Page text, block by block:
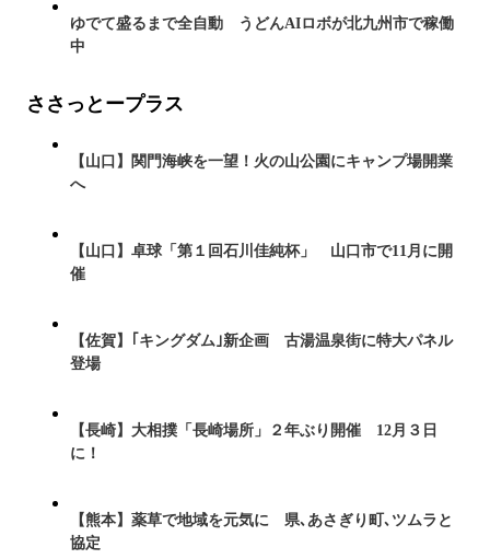
ゆでて盛るまで全自動 うどんAIロボが北九州市で稼働
中
ささっとープラス
【山口】関門海峡を一望！火の山公園にキャンプ場開業
へ
【山口】卓球「第１回石川佳純杯」 山口市で11月に開
催
【佐賀】｢キングダム｣新企画 古湯温泉街に特大パネル
登場
【長崎】大相撲「長崎場所」２年ぶり開催 12月３日
に！
【熊本】薬草で地域を元気に 県､あさぎり町､ツムラと
協定